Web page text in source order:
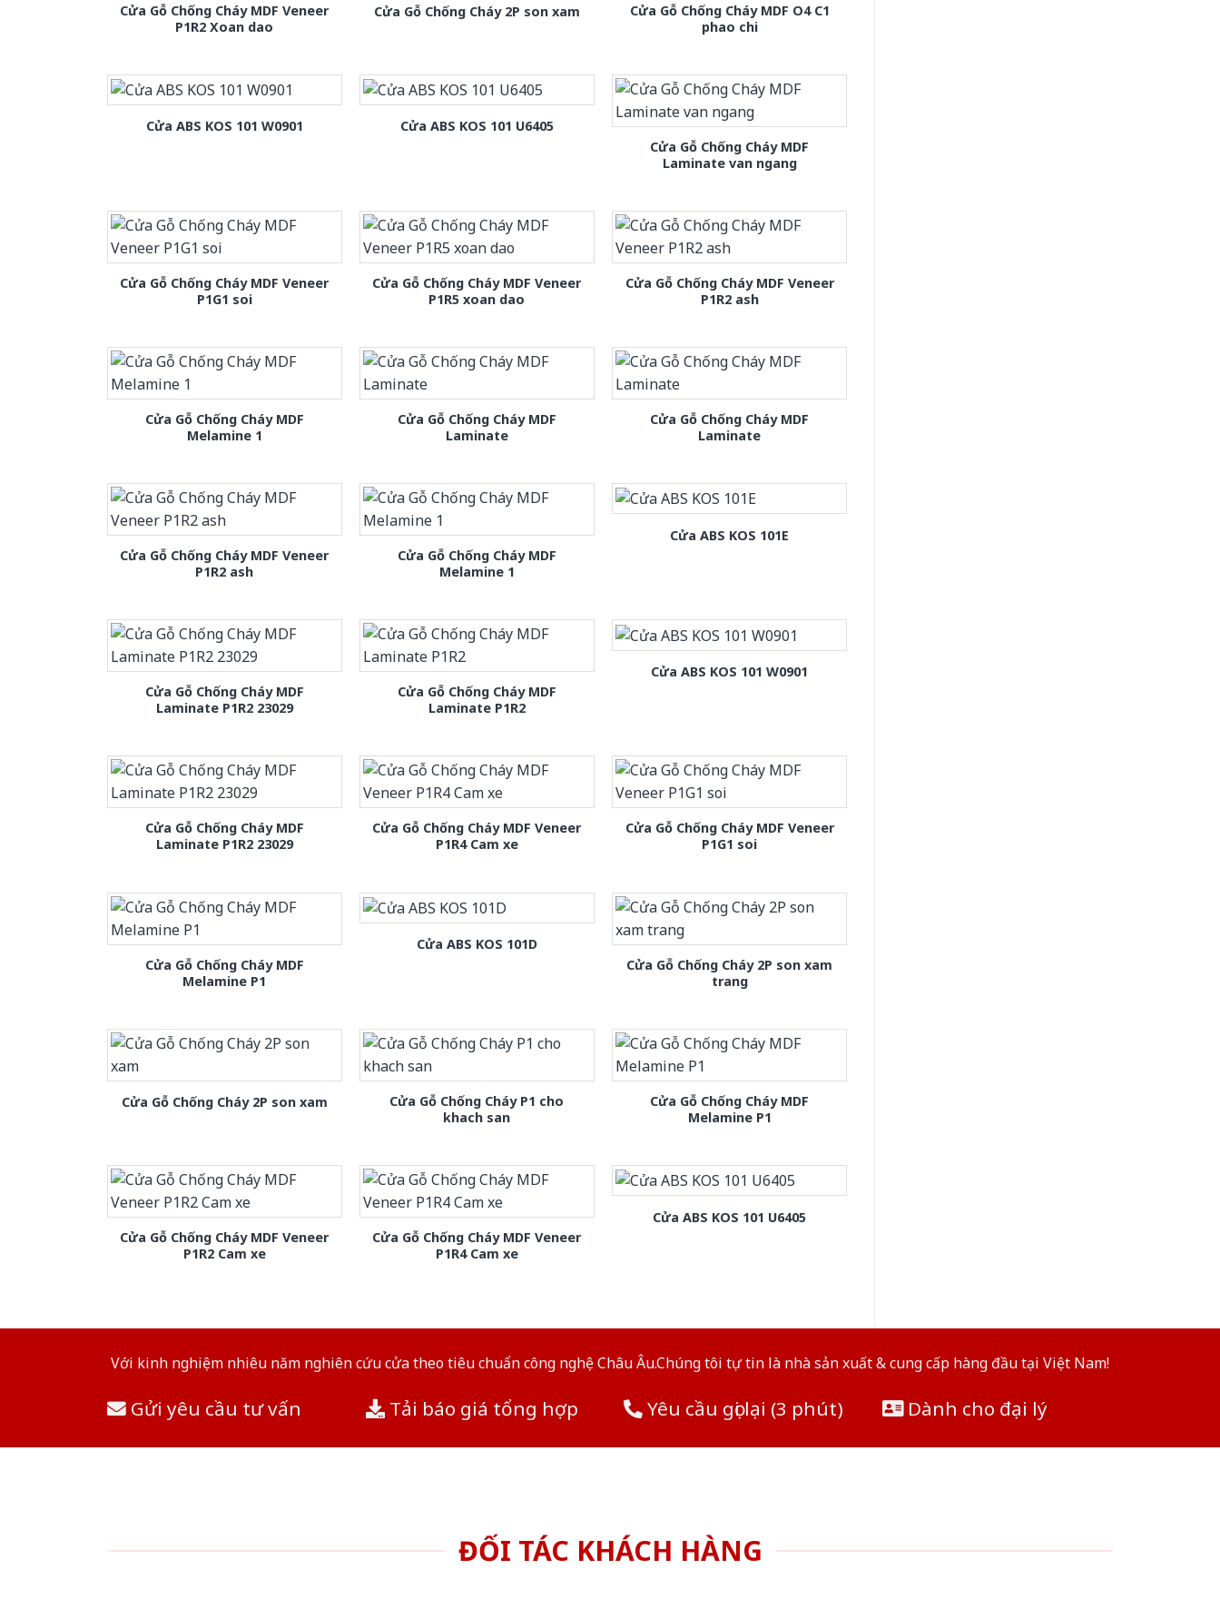
Cửa Gỗ Chống Cháy MDF Veneer
P1R2 Xoan dao
Cửa Gỗ Chống Cháy 2P son xam
Cửa Gỗ Chống Cháy MDF O4 C1
phao chi
Cửa ABS KOS 101 W0901
Cửa ABS KOS 101 U6405
Cửa Gỗ Chống Cháy MDF
Laminate van ngang
Cửa Gỗ Chống Cháy MDF Veneer
P1G1 soi
Cửa Gỗ Chống Cháy MDF Veneer
P1R5 xoan dao
Cửa Gỗ Chống Cháy MDF Veneer
P1R2 ash
Cửa Gỗ Chống Cháy MDF
Melamine 1
Cửa Gỗ Chống Cháy MDF
Laminate
Cửa Gỗ Chống Cháy MDF
Laminate
Cửa Gỗ Chống Cháy MDF Veneer
P1R2 ash
Cửa Gỗ Chống Cháy MDF
Melamine 1
Cửa ABS KOS 101E
Cửa Gỗ Chống Cháy MDF
Laminate P1R2 23029
Cửa Gỗ Chống Cháy MDF
Laminate P1R2
Cửa ABS KOS 101 W0901
Cửa Gỗ Chống Cháy MDF
Laminate P1R2 23029
Cửa Gỗ Chống Cháy MDF Veneer
P1R4 Cam xe
Cửa Gỗ Chống Cháy MDF Veneer
P1G1 soi
Cửa Gỗ Chống Cháy MDF
Melamine P1
Cửa ABS KOS 101D
Cửa Gỗ Chống Cháy 2P son xam
trang
Cửa Gỗ Chống Cháy 2P son xam
Cửa Gỗ Chống Cháy P1 cho
khach san
Cửa Gỗ Chống Cháy MDF
Melamine P1
Cửa Gỗ Chống Cháy MDF Veneer
P1R2 Cam xe
Cửa Gỗ Chống Cháy MDF Veneer
P1R4 Cam xe
Cửa ABS KOS 101 U6405
Với kinh nghiệm nhiêu năm nghiên cứu cửa theo tiêu chuẩn công nghệ Châu Âu.Chúng tôi tự tin là nhà sản xuất & cung cấp hàng đầu tại Việt Nam!
Gửi yêu cầu tư vấn Tải báo giá tổng hợp Yêu cầu gọi lại (3 phút) Dành cho đại lý
ĐỐI TÁC KHÁCH HÀNG